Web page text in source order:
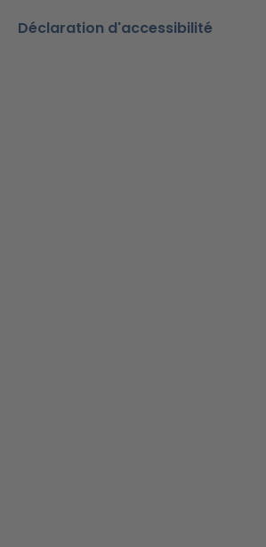
Déclaration d'accessibilité